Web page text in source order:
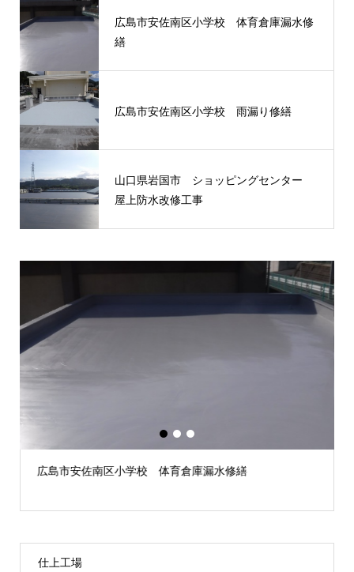
広島市安佐南区小学校 体育倉庫漏水修
繕
広島市安佐南区小学校 雨漏り修繕
山口県岩国市 ショッピングセンター
屋上防水改修工事
育倉庫漏水修繕 広島市安佐南区小学校 雨漏
1 2 3
仕上工場